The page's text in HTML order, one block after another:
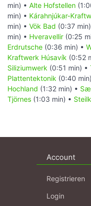
min) • Alte Hofstellen
min) • Kárahnjúkar-
min) • Vök Bad (0:37
min) • Hveravellir (0:25
Erdrutsche (0:36 min) •
Kraftwerk Húsavík (0:52
Siliziumwerk (0:51 min) •
Plattentektonik (0:40
Hochland (1:32 min) •
Tjörnes (1:03 min) •
Account
Registrieren
Login